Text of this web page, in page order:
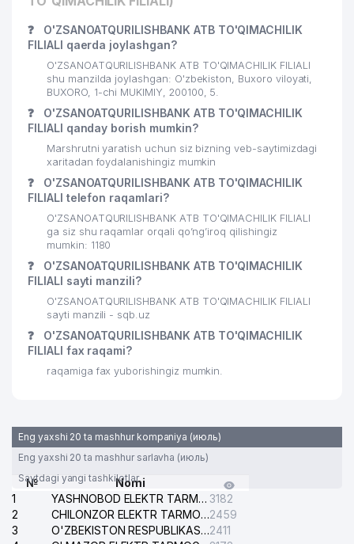
❓
O'ZSANOATQURILISHBANK ATB TO'QIMACHILIK
FILIALI qaerda joylashgan?
O'ZSANOATQURILISHBANK ATB TO'QIMACHILIK FILIALI
shu manzilda joylashgan: O'zbekiston, Buxoro viloyati,
BUXORO, 1-chi MUKIMIY, 200100, 5.
❓
O'ZSANOATQURILISHBANK ATB TO'QIMACHILIK
FILIALI qanday borish mumkin?
Marshrutni yaratish uchun siz bizning veb-saytimizdagi
xaritadan foydalanishingiz mumkin
❓
O'ZSANOATQURILISHBANK ATB TO'QIMACHILIK
FILIALI telefon raqamlari?
O'ZSANOATQURILISHBANK ATB TO'QIMACHILIK FILIALI
ga siz shu raqamlar orqali qo’ng’iroq qilishingiz
mumkin: 1180
❓
O'ZSANOATQURILISHBANK ATB TO'QIMACHILIK
FILIALI sayti manzili?
O'ZSANOATQURILISHBANK ATB TO'QIMACHILIK FILIALI
sayti manzili - sqb.uz
❓
O'ZSANOATQURILISHBANK ATB TO'QIMACHILIK
FILIALI fax raqami?
raqamiga fax yuborishingiz mumkin.
Eng yaxshi 20 ta mashhur kompaniya (июль)
Eng yaxshi 20 ta mashhur sarlavha (июль)
Saytdagi yangi tashkilotlar
№
Nomi
1
YASHNOBOD ELEKTR TARMOG'I NOSOZLIKLARI XIZMATI 3182
2
CHILONZOR ELEKTR TARMOG'I NOSOZLIK XIZMATI2459
3
O'ZBEKISTON RESPUBLIKASI BOSH PROKURATURASI ISHONCH TELEFONI2411